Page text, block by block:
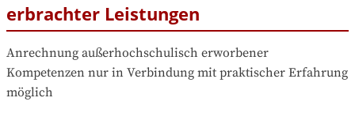
erbrachter Leistungen
Anrechnung außerhochschulisch erworbener
Kompetenzen nur in Verbindung mit praktischer Erfahrung
möglich